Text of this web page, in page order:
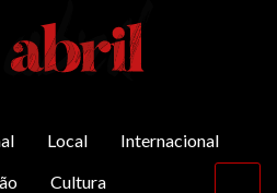
Local
Internacional
Cultura